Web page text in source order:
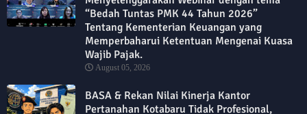
“Bedah Tuntas PMK 44 Tahun 2026”
Tentang Kementerian Keuangan yang
Memperbaharui Ketentuan Mengenai Kuasa
Wajib Pajak.
August 05, 2026
BASA & Rekan Nilai Kinerja Kantor
Pertanahan Kotabaru Tidak Profesional,